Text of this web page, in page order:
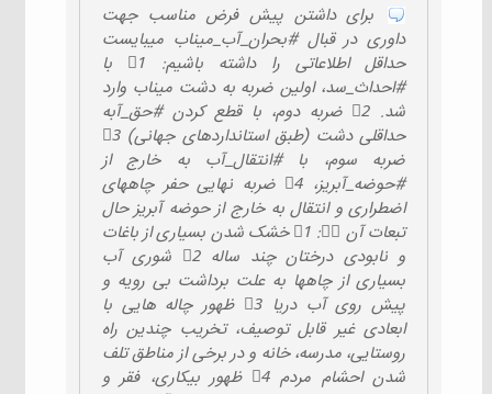
برای داشتن پیش فرض مناسب جهت
داوری در قبال #بحران_آب_میناب میبایست
حداقل اطلاعاتی را داشته باشیم: 1⃣ با
#احداث_سد، اولین ضربه به دشت میناب وارد
شد. 2⃣ ضربه دوم، با قطع کردن #حق_آبه
حداقلی دشت (طبق استانداردهای جهانی) 3⃣
ضربه سوم، با #انتقال_آب به خارج از
#حوضه_آبریز، 4⃣ ضربه نهایی حفر چاههای
اضطراری و انتقال به خارج از حوضه آبریز حال
تبعات آن 👇🏽: 1⃣ خشک شدن بسیاری از باغات
و نابودی درختان چند ساله 2⃣ شوری آب
بسیاری از چاهها به علت برداشت بی رویه و
پیش روی آب دریا 3⃣ ظهور چاله هایی با
ابعادی غیر قابل توصیف، تخریب چندین راه
روستایی، مدرسه، خانه و در برخی از مناطق تلف
شدن احشام مردم 4⃣ ظهور بیکاری، فقر و